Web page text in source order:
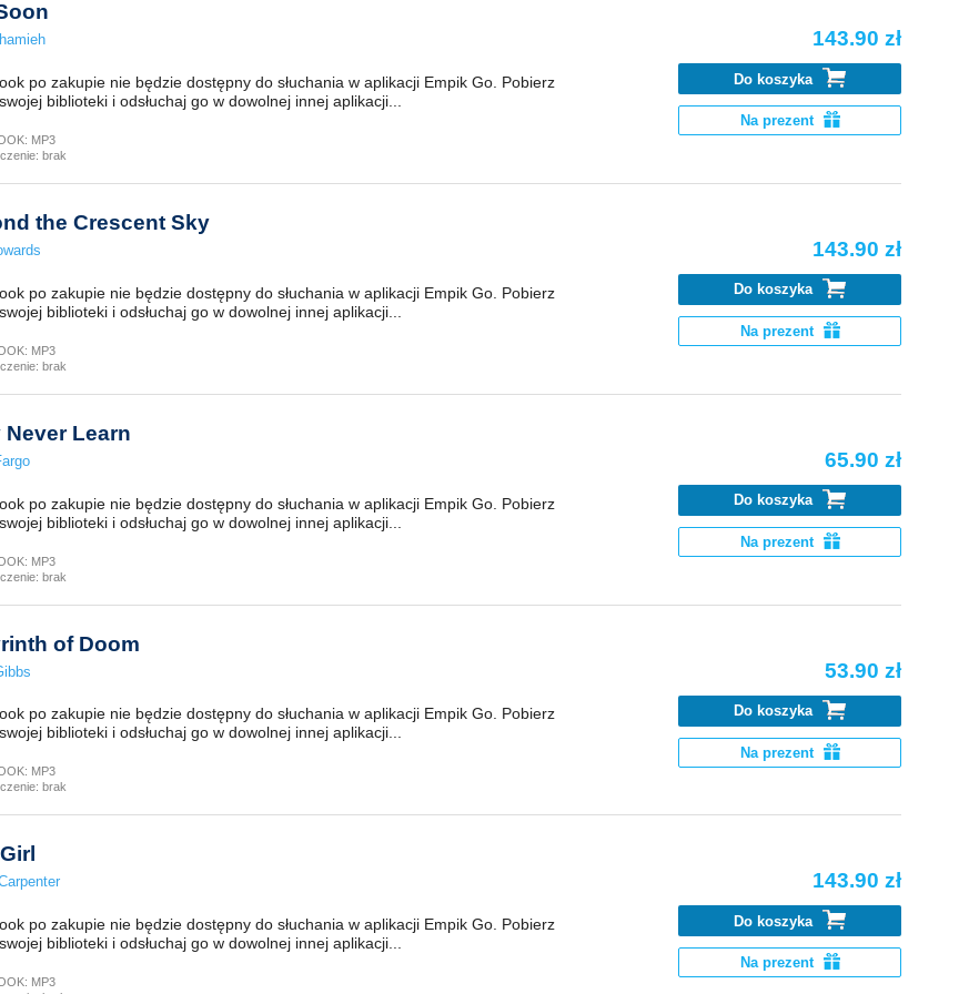
po zakupie nie będzie dostępny do słuchania w aplikacji Empik Go. Pobierz
biblioteki i odsłuchaj go w dowolnej innej aplikacji...
MP3
brak
143.90 zł
Do koszyka
Na prezent
the Crescent Sky
po zakupie nie będzie dostępny do słuchania w aplikacji Empik Go. Pobierz
biblioteki i odsłuchaj go w dowolnej innej aplikacji...
MP3
brak
143.90 zł
Do koszyka
Na prezent
Never Learn
po zakupie nie będzie dostępny do słuchania w aplikacji Empik Go. Pobierz
biblioteki i odsłuchaj go w dowolnej innej aplikacji...
MP3
brak
65.90 zł
Do koszyka
Na prezent
of Doom
po zakupie nie będzie dostępny do słuchania w aplikacji Empik Go. Pobierz
biblioteki i odsłuchaj go w dowolnej innej aplikacji...
MP3
brak
53.90 zł
Do koszyka
Na prezent
po zakupie nie będzie dostępny do słuchania w aplikacji Empik Go. Pobierz
biblioteki i odsłuchaj go w dowolnej innej aplikacji...
MP3
143.90 zł
Do koszyka
Na prezent